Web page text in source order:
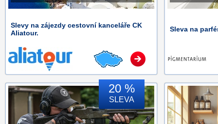
Slevy na zájezdy cestovní kanceláře CK
Aliatour.
Sleva na
20 %
SLEVA